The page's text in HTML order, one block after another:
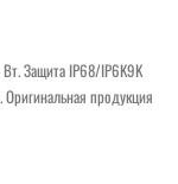
Защита IP68/IP6K9K
продукция